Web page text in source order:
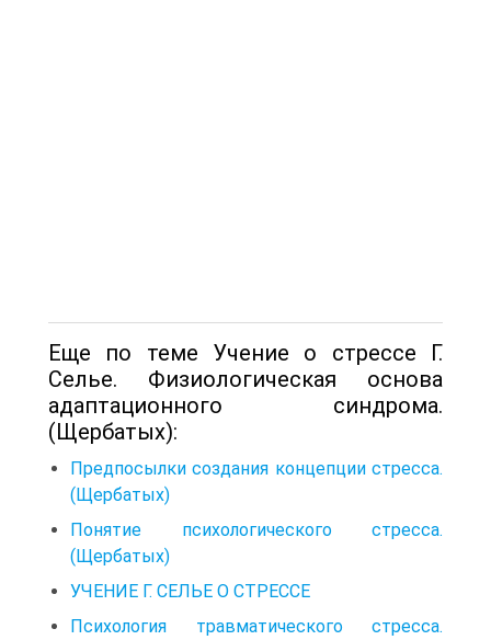
Еще по теме Учение о стрессе Г.
Селье. Физиологическая основа
адаптационного синдрома.
(Щербатых):
Предпосылки создания концепции стресса.
(Щербатых)
Понятие психологического стресса.
(Щербатых)
УЧЕНИЕ Г. СЕЛЬЕ О СТРЕССЕ
Психология травматического стресса.